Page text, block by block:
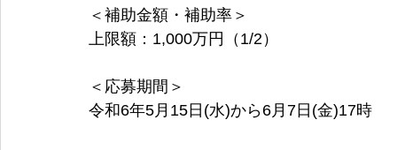
＜補助金額・補助率＞
上限額：1,000万円（1/2）
＜応募期間＞
令和6年5月15日(水)から6月7日(金)17時